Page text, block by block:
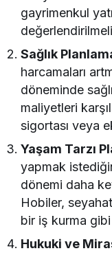
gayrimenkul
Sağlık
harcamaları
döneminde
maliyetleri
sigortası veya
Yaşam Tarzı
yapmak
dönemi daha
Hobiler,
bir iş kurma
Hukuki ve